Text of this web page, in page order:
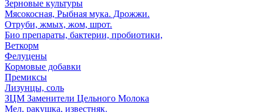
Зерновые культуры
Мясокосная, Рыбная мука. Дрожжи.
Отруби, жмых, жом, шрот.
Био препараты, бактерии, пробиотики,
Веткорм
Фелуцены
Кормовые добавки
Премиксы
Лизунцы, соль
ЗЦМ Заменители Цельного Молока
Мел, ракушка, известняк.